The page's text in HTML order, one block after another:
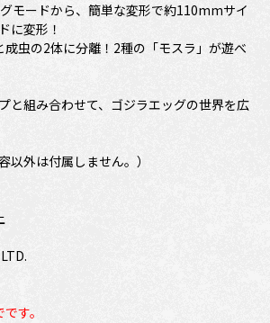
モードから、簡単な変形で約110mmサイ
に変形！
虫の2体に分離！2種の「モスラ」が遊べ
と組み合わせて、ゴジラエッグの世界を広
以外は付属しません。）
す。